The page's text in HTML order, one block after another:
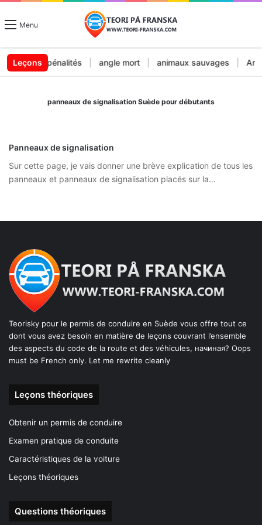
Menu
Leçonset pénalités | angle mort | animaux sauvages |
panneaux de signalisation Suède pour débutants
Panneaux de signalisation
Sur cette page, je vais donner une brève explication de tous les
panneaux et panneaux de signalisation placés sur la…
Teorisky pour le permis de conduire en Suède vous offre tout ce
dont vous avez besoin en matière de leçons couvrant l’ensemble
des aspects du code de la route et des véhicules, начиная? Oops
must be French only. Let me rewrite cleanly
Leçons théoriques
Obtenir un permis de conduire
Examen pratique de conduite
Caractéristiques de la voiture
Leçons théoriques
Questions théoriques